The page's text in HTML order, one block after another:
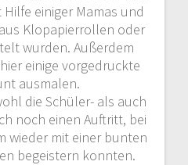
einiger Mamas und
Klopapierrollen oder
wurden. Außerdem
einige vorgedruckte
ausmalen.
die Schüler- als auch
noch einen Auftritt, bei
wieder mit einer bunten
begeistern konnten.